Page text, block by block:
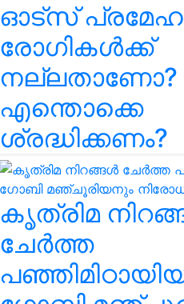
ഓട്സ് പ്രമേഹ
രോഗികൾക്ക്
നല്ലതാണോ?
എന്തൊക്കെ
ശ്രദ്ധിക്കണം?
കൃത്രിമ
ചേർത്ത